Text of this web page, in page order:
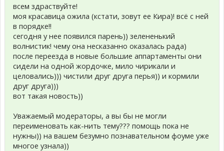
всем здраствуйте!
моя красавица ожила (кстати, зовут ее Кира)! всё с ней
в порядке!!
сегодня у нее появился парень)) зелененький
волнистик! чему она несказанно оказалась рада)
после переезда в новые большие аппартаменты они
сидели на одной жордочке, мило чирикали и
целовались))) чистили друг друга перья)) и кормили
друг друга)))
вот такая новость))
Уважаемый модераторы, а вы бы не могли
переименовать как-нить тему??? помощь пока не
нужны)) на вашем безумно познавательном фоуме уже
многое узнала))